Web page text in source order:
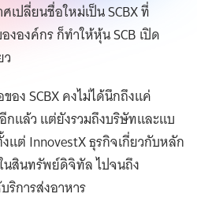
เปลี่ยนชื่อใหม่เป็น SCBX ที่
งองค์กร ก็ทำให้หุ้น SCB เปิด
อง SCBX คงไม่ได้นึกถึงแค่
แล้ว แต่ยังรวมถึงบริษัทและแบ
แต่ InnovestX ธุรกิจเกี่ยวกับหลัก
นสินทรัพย์ดิจิทัล ไปจนถึง
การส่งอาหาร